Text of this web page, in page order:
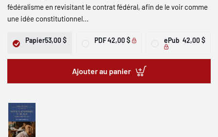
fédéralisme en revisitant le contrat fédéral, afin de le voir comme
une idée constitutionnel...
Papier53,00 $ PDF42,00 $ ePub 42,00 $
Ajouter au panier